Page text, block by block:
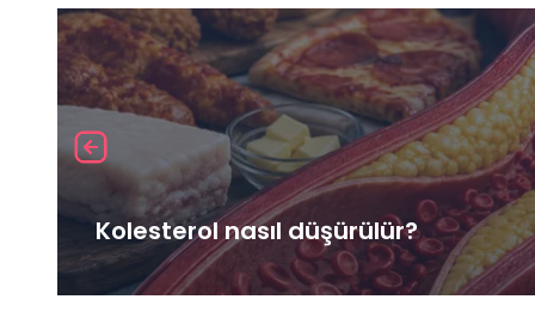
Kolesterol nasıl düşürülür?